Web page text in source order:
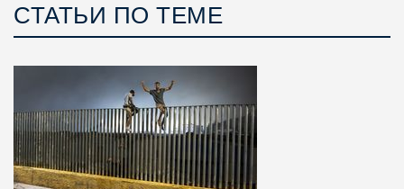
СТАТЬИ ПО ТЕМЕ